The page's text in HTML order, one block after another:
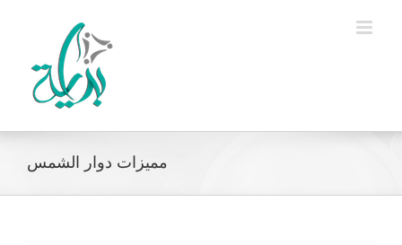
مميزات دوار الشمس